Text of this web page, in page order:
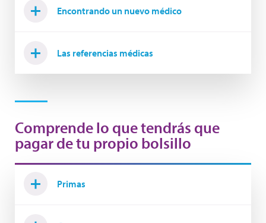
Encontrando un nuevo médico
Las referencias médicas
Comprende lo que tendrás que
pagar de tu propio bolsillo
Primas